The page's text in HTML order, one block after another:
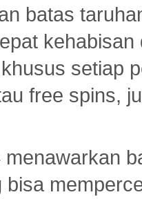
batas
setiap
free spins,
menawarkan